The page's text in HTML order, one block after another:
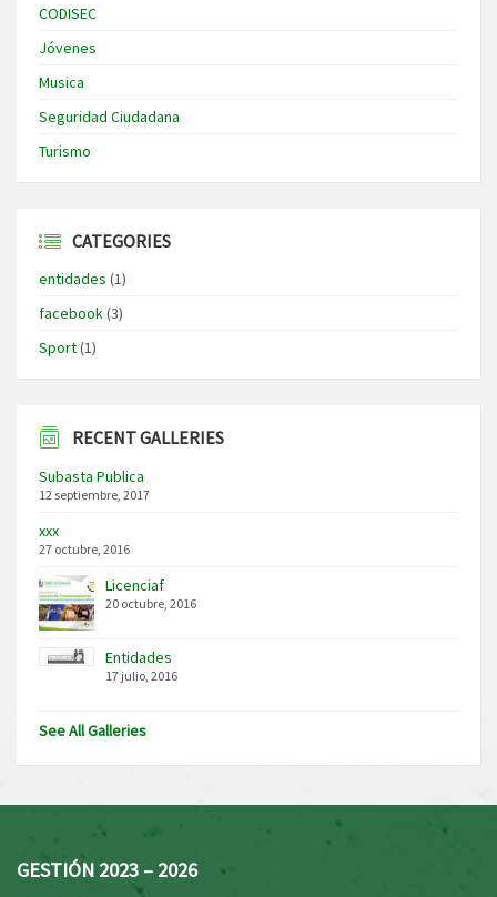
CODISEC
Jóvenes
Musica
Seguridad Ciudadana
Turismo
CATEGORIES
entidades (1)
facebook(3)
Sport(1)
RECENT GALLERIES
Subasta Publica
12 septiembre, 2017
xxx
27 octubre, 2016
Licenciaf
20 octubre, 2016
Entidades
17 julio, 2016
See All Galleries
GESTIÓN 2023 – 2026